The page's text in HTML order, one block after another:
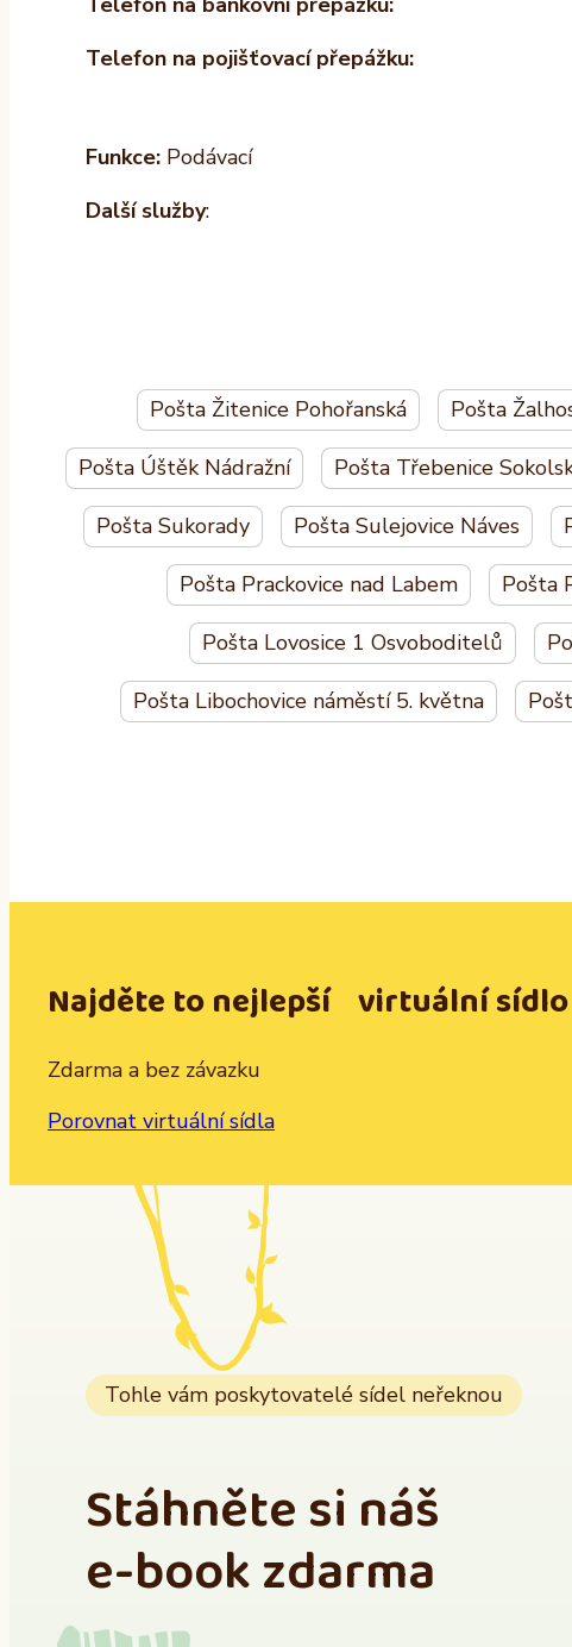
Telefon na pojišťovací přepážku:
Funkce: Podávací
Další služby:
Pošta Žitenice Pohořanská Pošta
Pošta Úštěk Nádražní Pošta Třebenice
Pošta Sukorady Pošta Sulejovice Náves
Pošta Prackovice nad Labem Pošta
Pošta Lovosice 1 Osvoboditelů
Pošta Libochovice náměstí 5. května
Najděte to nejlepší virtuální sídlo
Zdarma a bez závazku
Porovnat virtuální sídla
Tohle vám poskytovatelé sídel neřeknou
Stáhněte si náš
e-book zdarma